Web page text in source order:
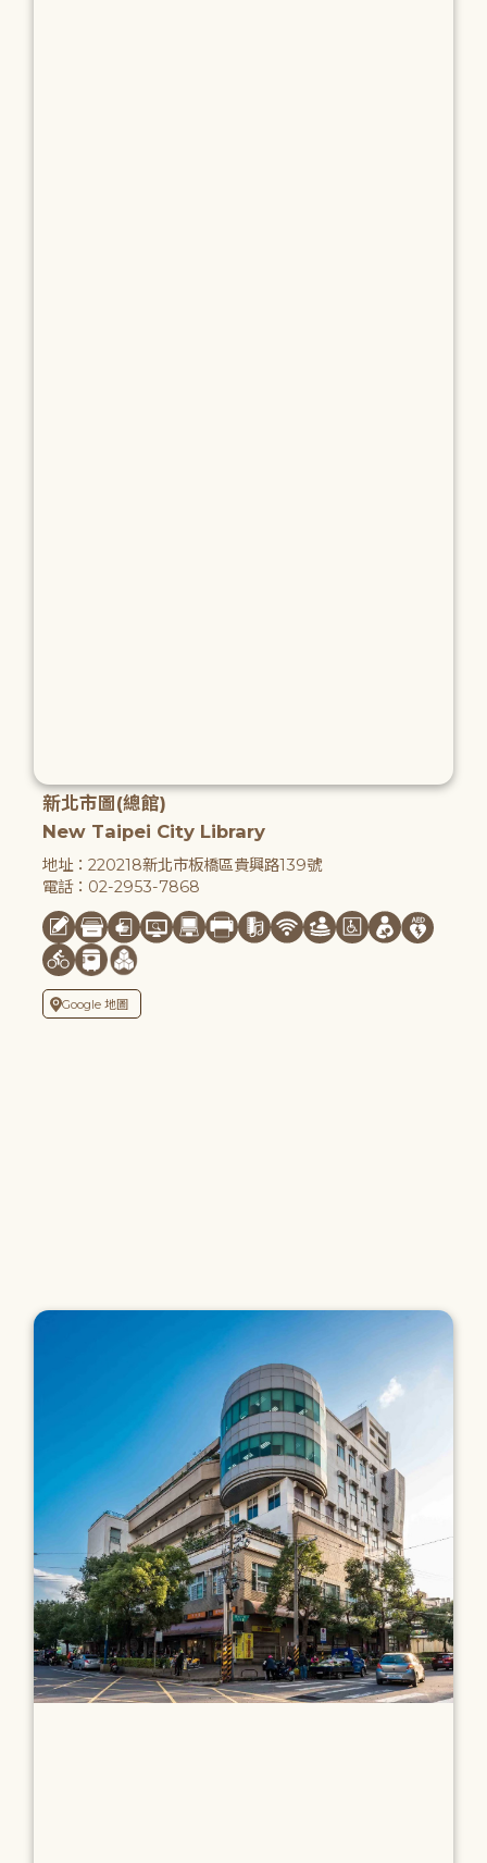
新北市圖(總館)
New Taipei City Library
地址：220218新北市板橋區貴興路139號
電話：02-2953-7868
Google 地圖